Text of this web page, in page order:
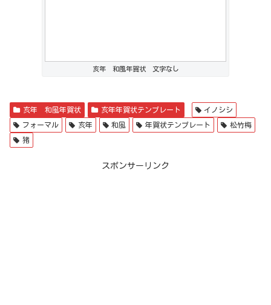
亥年 和風年賀状 文字なし
亥年 和風年賀状 亥年年賀状テンプレート イノシシ
フォーマル 亥年 和風 年賀状テンプレート 松竹梅
猪
スポンサーリンク